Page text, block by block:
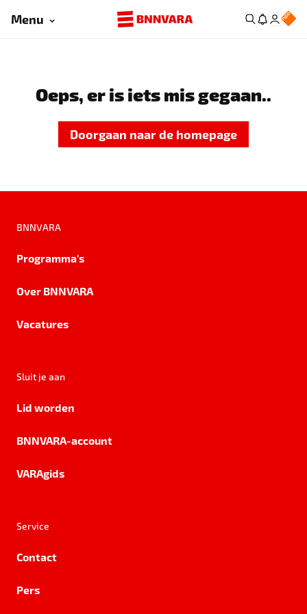
Menu
Oeps, er is iets mis gegaan..
Doorgaan naar de homepage
BNNVARA
Programma's
Over BNNVARA
Vacatures
Sluit je aan
Lid worden
BNNVARA-account
VARAgids
Service
Contact
Pers